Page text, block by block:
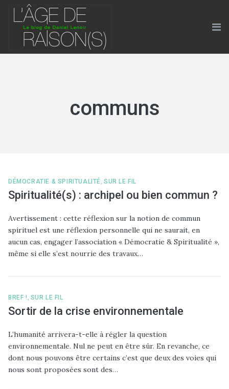
Skip
content
communs
DÉMOCRATIE & SPIRITUALITÉ SUR LE FIL
Spiritualité(s) : archipel ou bien commun ?
Avertissement : cette réflexion sur la notion de commun
spirituel est une réflexion personnelle qui ne saurait, en
aucun cas, engager l’association « Démocratie & Spiritualité »,
même si elle s’est nourrie des travaux…
BREF ! SUR LE FIL
Sortir de la crise environnementale
L’humanité arrivera-t-elle à régler la question
environnementale. Nul ne peut en être sûr. En revanche, ce
dont nous pouvons être certains c’est que deux des voies qui
nous sont proposées sont des…